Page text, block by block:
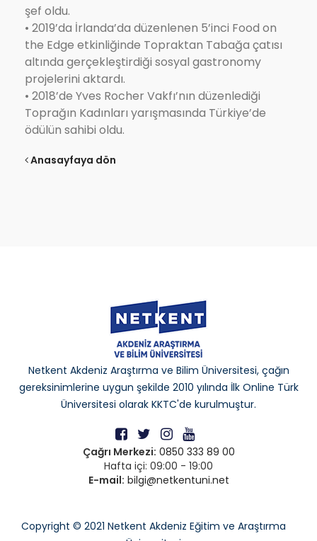
şef oldu.
• 2019’da İrlanda’da düzenlenen 5’inci Food on
the Edge etkinliğinde Topraktan Tabağa çatısı
altında gerçekleştirdiği sosyal gastronomy
projelerini aktardı.
• 2018’de Yves Rocher Vakfı’nın düzenlediği
Toprağın Kadınları yarışmasında Türkiye’de
ödülün sahibi oldu.
Anasayfaya dön
Netkent Akdeniz Araştırma ve Bilim Üniversitesi, çağın
gereksinimlerine uygun şekilde 2010 yılında İlk Online Türk
Üniversitesi olarak KKTC'de kurulmuştur.
Çağrı Merkezi: 0850 333 89 00
Hafta içi: 09:00 - 19:00
E-mail: bilgi@netkentuni.net
Copyright © 2021 Netkent Akdeniz Eğitim ve Araştırma